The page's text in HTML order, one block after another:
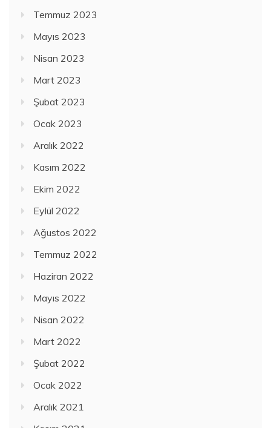
Temmuz 2023
Mayıs 2023
Nisan 2023
Mart 2023
Şubat 2023
Ocak 2023
Aralık 2022
Kasım 2022
Ekim 2022
Eylül 2022
Ağustos 2022
Temmuz 2022
Haziran 2022
Mayıs 2022
Nisan 2022
Mart 2022
Şubat 2022
Ocak 2022
Aralık 2021